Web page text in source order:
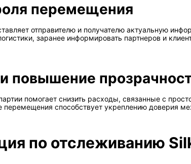
перемещения
отправителю и получателю актуальную
заранее информировать партнеров и
повышение
помогает снизить расходы, связанные с
перемещения способствует укреплению доверия
по отслеживанию